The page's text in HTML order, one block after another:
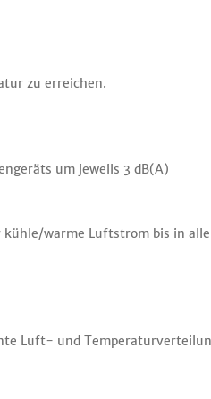
zu erreichen.
um jeweils 3 dB(A)
warme Luftstrom bis in
Luft- und